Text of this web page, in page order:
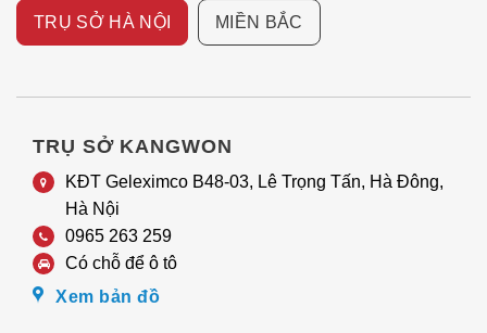
TRỤ SỞ HÀ NỘI MIỀN BẮC
TRỤ SỞ KANGWON
KĐT Geleximco B48-03, Lê Trọng Tấn, Hà Đông,
Hà Nội
0965 263 259
Có chỗ để ô tô
Xem bản đồ